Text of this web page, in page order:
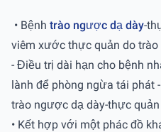
• Bệnh trào ngược dạ dày-
viêm xước thực quản do
- Điều trị dài hạn cho bệnh
lành để phòng ngừa tái phát
trào ngược dạ dày-thực quản
• Kết hợp với một phác đồ